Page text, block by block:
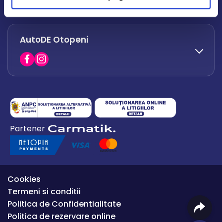
office.afumati@autode.ro
0730 063 852
0730 063 851
AutoDE Otopeni
0754 649 360
office.premium@autode.ro
Partener
Cookies
Termeni si conditii
Politica de Confidentialitate
Politica de rezervare online